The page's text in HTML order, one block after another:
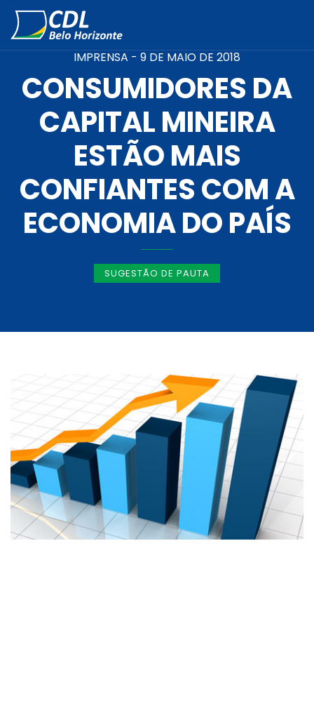
IMPRENSA - 9 DE MAIO DE 2018
CONSUMIDORES DA
CAPITAL MINEIRA
ESTÃO MAIS
CONFIANTES COM A
ECONOMIA DO PAÍS
SUGESTÃO DE PAUTA